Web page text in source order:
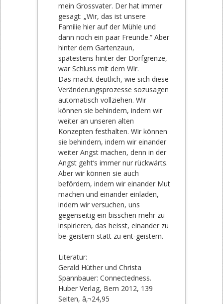
mein Grossvater. Der hat immer
gesagt: „Wir, das ist unsere
Familie hier auf der Mühle und
dann noch ein paar Freunde.“ Aber
hinter dem Gartenzaun,
spätestens hinter der Dorfgrenze,
war Schluss mit dem Wir.
Das macht deutlich, wie sich diese
Veränderungsprozesse sozusagen
automatisch vollziehen. Wir
können sie behindern, indem wir
weiter an unseren alten
Konzepten festhalten. Wir können
sie behindern, indem wir einander
weiter Angst machen, denn in der
Angst geht‘s immer nur rückwärts.
Aber wir können sie auch
befördern, indem wir einander Mut
machen und einander einladen,
indem wir versuchen, uns
gegenseitig ein bisschen mehr zu
inspirieren, das heisst, einander zu
be-geistern statt zu ent-geistern.
Literatur:
Gerald Hüther und Christa
Spannbauer: Connectedness.
Huber Verlag, Bern 2012, 139
Seiten, â‚¬24,95